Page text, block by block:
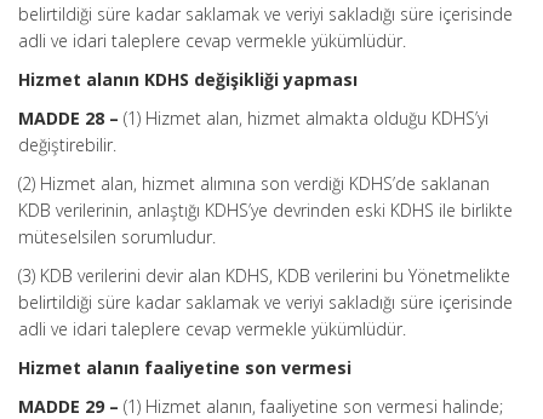
belirtildiği süre kadar saklamak ve veriyi sakladığı süre içerisinde
adli ve idari taleplere cevap vermekle yükümlüdür.
Hizmet alanın KDHS değişikliği yapması
MADDE 28 – (1) Hizmet alan, hizmet almakta olduğu KDHS’yi
değiştirebilir.
(2) Hizmet alan, hizmet alımına son verdiği KDHS’de saklanan
KDB verilerinin, anlaştığı KDHS’ye devrinden eski KDHS ile birlikte
müteselsilen sorumludur.
(3) KDB verilerini devir alan KDHS, KDB verilerini bu Yönetmelikte
belirtildiği süre kadar saklamak ve veriyi sakladığı süre içerisinde
adli ve idari taleplere cevap vermekle yükümlüdür.
Hizmet alanın faaliyetine son vermesi
MADDE 29 – (1) Hizmet alanın, faaliyetine son vermesi halinde;